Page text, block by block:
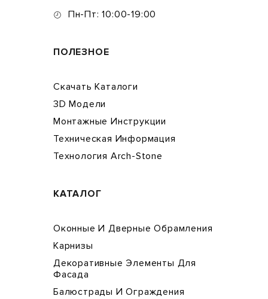
Пн-Пт: 10:00-19:00
ПОЛЕЗНОЕ
Скачать Каталоги
3D Модели
Монтажные Инструкции
Техническая Информация
Технология Arch-Stone
КАТАЛОГ
Оконные И Дверные Обрамления
Карнизы
Декоративные Элементы Для
Фасада
Балюстрады И Ограждения